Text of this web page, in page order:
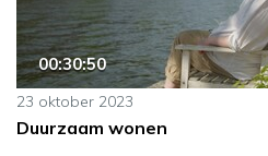
00:30:50
23 oktober 2023
Duurzaam wonen